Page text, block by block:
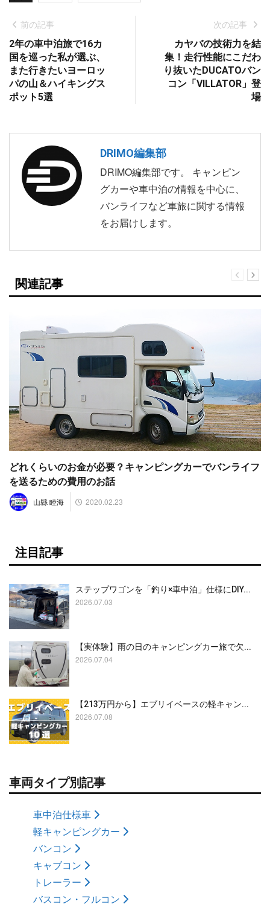
前の記事
2年の車中泊旅で16カ
国を巡った私が選ぶ、
また行きたいヨーロッ
パの山＆ハイキングス
ポット5選
次の記事
カヤバの技術力を結
集！走行性能にこだわ
り抜いたDUCATOバン
コン「VILLATOR」登
場
DRIMO編集部
DRIMO編集部です。 キャンピン
グカーや車中泊の情報を中心に、
バンライフなど車旅に関する情報
をお届けします。
関連記事
どれくらいのお金が必要？キャンピングカーでバンライフ
を送るための費用のお話
山縣 睦海 2020.02.23
注目記事
ステップワゴンを「釣り×車中泊」仕様にDIY...
2026.07.03
【実体験】雨の日のキャンピングカー旅で欠...
2026.07.04
【213万円から】エブリイベースの軽キャン...
2026.07.08
車両タイプ別記事
車中泊仕様車
軽キャンピングカー
バンコン
キャブコン
トレーラー
バスコン・フルコン